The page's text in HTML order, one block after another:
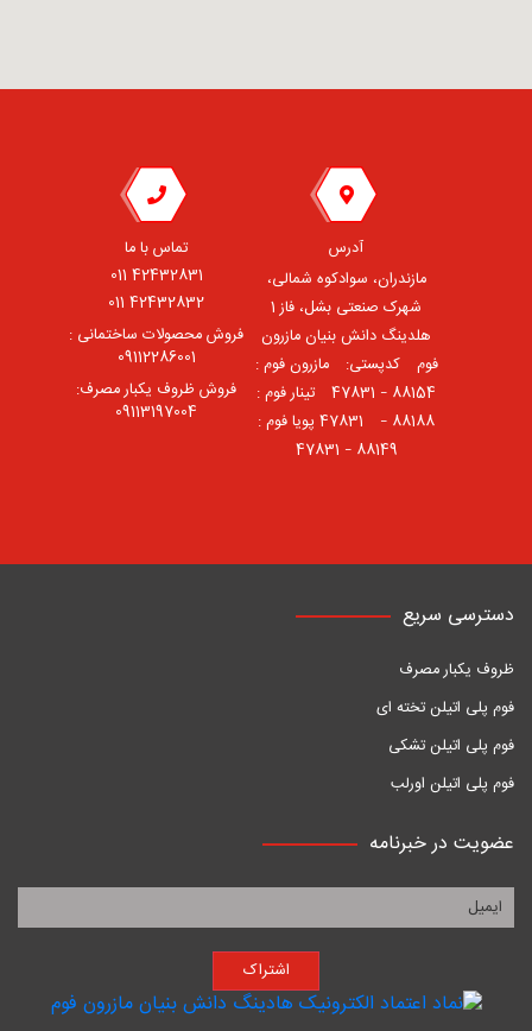
آدرس
مازندران، سوادکوه شمالی،
شهرک صنعتی بشل، فاز 1
هلدینگ دانش بنیان مازرون
فوم ⠀کدپستی: ⠀مازرون فوم :
88154 – 47831 ⠀تینار فوم :
88188 – 47831⠀ پویا فوم :
88149 – 47831
تماس با ما
42432831 011
42432832 011
فروش محصولات ساختمانی :
09112286001
فروش ظروف یکبار مصرف:
09113197004
دسترسی سریع
ظروف یکبار مصرف
فوم پلی اتیلن تخته ای
فوم پلی اتیلن تشکی
فوم پلی اتیلن اورلب
عضویت در خبرنامه
اشتراک